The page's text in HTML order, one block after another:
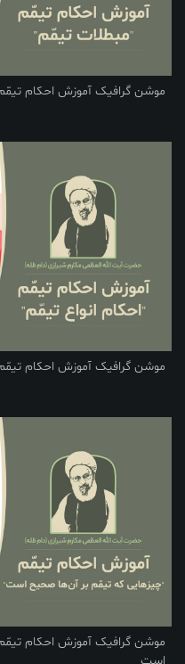
آموزش احکام تیمّم؛ مبطلات
آموزش احکام تیمّم؛ احکام
آموزش احکام تیمّم؛ چیزهایی